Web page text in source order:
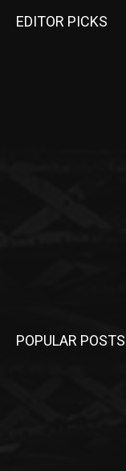
EDITOR PICKS
POPULAR POSTS